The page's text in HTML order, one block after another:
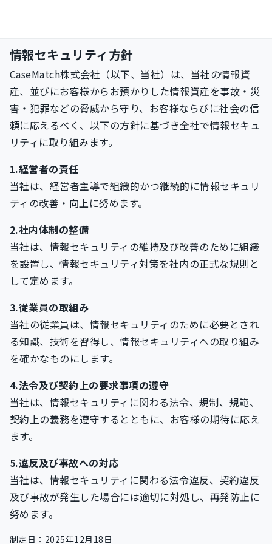
情報セキュリティ方針
CaseMatch株式会社（以下、当社）は、当社の情報資
産、並びにお客様からお預かりした情報資産を事故・災
害・犯罪などの脅威から守り、お客様ならびに社会の信
頼に応えるべく、以下の方針に基づき全社で情報セキュ
リティに取り組みます。
1.経営者の責任
当社は、経営者主導で組織的かつ継続的に情報セキュリ
ティの改善・向上に努めます。
2.社内体制の整備
当社は、情報セキュリティの維持及び改善のために組織
を設置し、情報セキュリティ対策を社内の正式な規則と
して定めます。
3.従業員の取組み
当社の従業員は、情報セキュリティのために必要とされ
る知識、技術を習得し、情報セキュリティへの取り組み
を確かなものにします。
4.法令及び契約上の要求事項の遵守
当社は、情報セキュリティに関わる法令、規制、規範、
契約上の義務を遵守するとともに、お客様の期待に応え
ます。
5.違反及び事故への対応
当社は、情報セキュリティに関わる法令違反、契約違反
及び事故が発生した場合には適切に対処し、再発防止に
努めます。
制定日：2025年12月18日